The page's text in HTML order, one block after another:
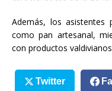
Además, los asistentes
como pan artesanal,
con productos
Twitter